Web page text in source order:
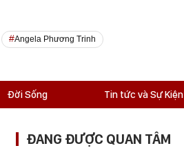
Angela Phương Trinh
Đời Sống Tin tức và Sự Kiện
ĐANG ĐƯỢC QUAN TÂM